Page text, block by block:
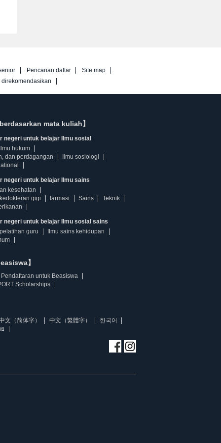
Pencarian daftar
Site map
mata kuliah】
negeri untuk belajar Ilmu sosial
hukum
dan perdagangan
Ilmu sosiologi
negeri untuk belajar Ilmu sains
kesehatan
gigi
farmasi Sains
Teknik
negeri untuk belajar Ilmu sosial sains
guru
Ilmu sains kehidupan
】
Pendaftaran untuk Beasiswa
Scholarships
文（简体字） 中文（繁體字）
한국어